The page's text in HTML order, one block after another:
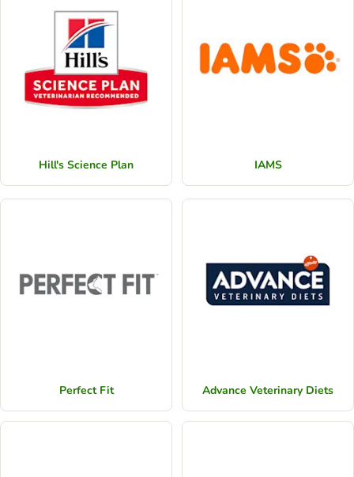
Hill's Science Plan IAMS
Perfect Fit Advance Veterinary Diets